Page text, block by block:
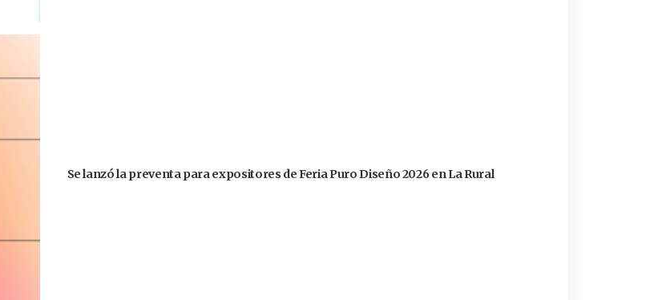
Se lanzó la preventa para expositores de Feria Puro Diseño 2026 en La Rural